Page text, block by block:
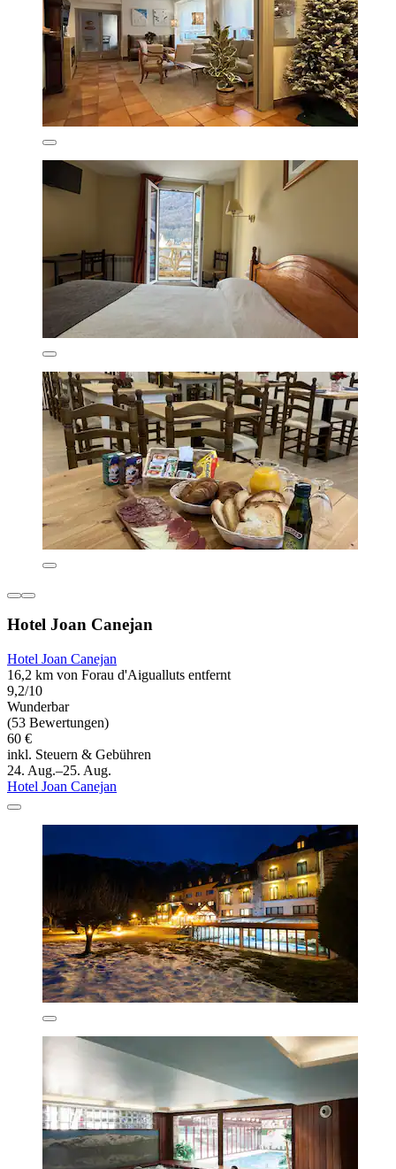
Hotel Joan Canejan
Hotel Joan Canejan
16,2 km von Forau d'Aigualluts entfernt
9,2/10
Wunderbar
(53 Bewertungen)
60 €
inkl. Steuern & Gebühren
24. Aug.–25. Aug.
Hotel Joan Canejan